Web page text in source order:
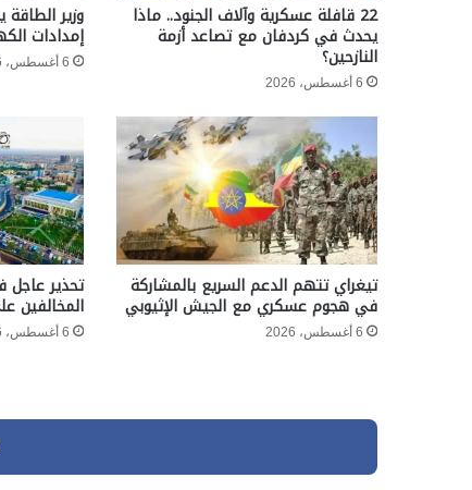
22 قافلة عسكرية وآلاف الجنود.. ماذا
يحدث في كردفان مع تصاعد أزمة
النازحين؟
6 أغسطس، 2026
وزير
إمدادات
6 أغسطس، 2026
تيغراي تتهم الدعم السريع بالمشاركة
في هجوم عسكري مع الجيش الإثيوبي
6 أغسطس، 2026
تحذير عاجل
المخالفين
6 أغسطس، 2026